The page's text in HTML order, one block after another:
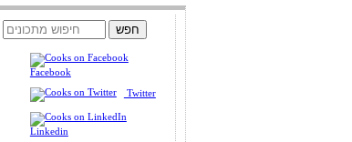
Facebook
Twitter
Linkedin